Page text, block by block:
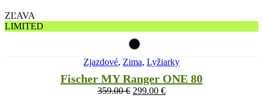
ZĽAVA
LIMITED
Zjazdové, Zima, Lyžiarky
Fischer MY Ranger ONE 80
359.00€ 299.00 €